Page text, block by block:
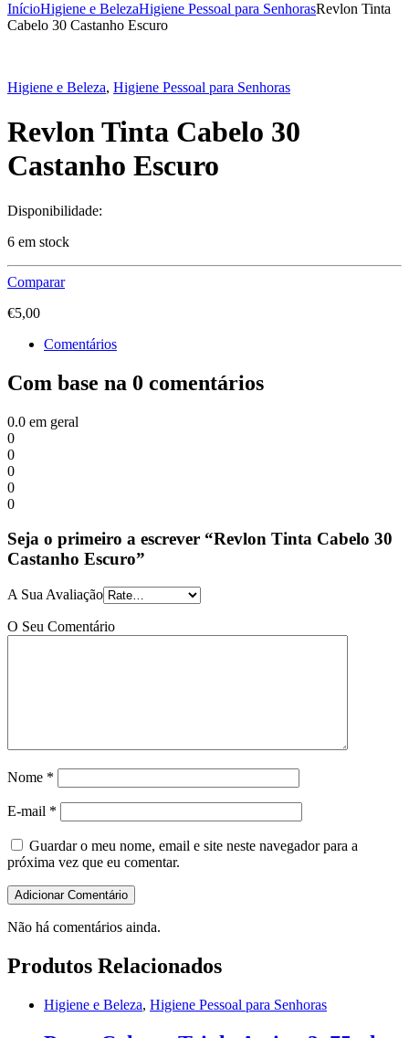
InícioHigiene e BelezaHigiene Pessoal para SenhorasRevlon Tinta
Cabelo 30 Castanho Escuro
Higiene e Beleza, Higiene Pessoal para Senhoras
Revlon Tinta Cabelo 30
Castanho Escuro
Disponibilidade:
6 em stock
Comparar
€5,00
Comentários
Com base na 0 comentários
0.0 em geral
0
0
0
0
0
Seja o primeiro a escrever “Revlon Tinta Cabelo 30
Castanho Escuro”
A Sua Avaliação
O Seu Comentário
Nome *
E-mail *
Guardar o meu nome, email e site neste navegador para a
próxima vez que eu comentar.
Não há comentários ainda.
Produtos Relacionados
Higiene e Beleza, Higiene Pessoal para Senhoras